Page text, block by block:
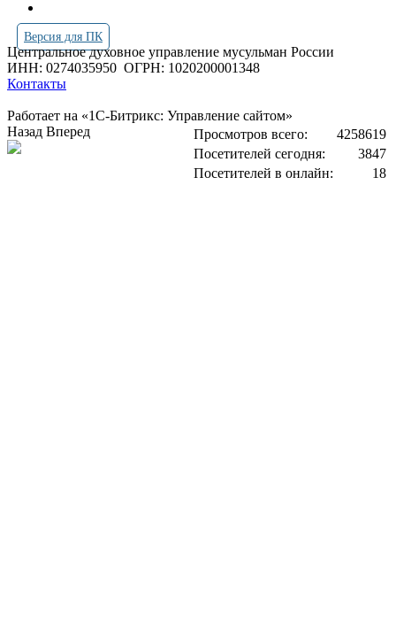
Версия для ПК
Центральное духовное управление мусульман России
ИНН: 0274035950 ОГРН: 1020200001348
Контакты
Работает на «1С-Битрикс: Управление сайтом»
Просмотров всего:
4258619
Посетителей сегодня:
3847
Посетителей в онлайн:
18
Назад Вперед